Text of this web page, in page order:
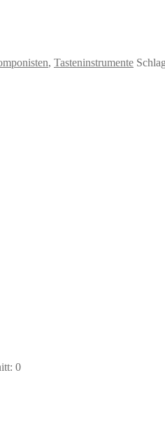
, Tasteninstrumente
0